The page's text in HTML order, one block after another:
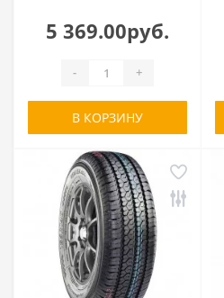
5 369.00руб.
- +
В КОРЗИНУ